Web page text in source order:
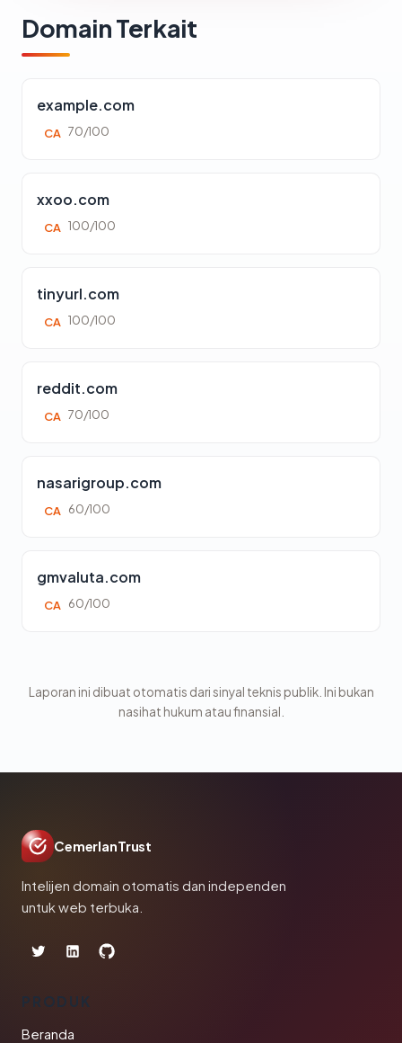
Domain Terkait
example.com
CA 70/100
xxoo.com
CA 100/100
tinyurl.com
CA 100/100
reddit.com
CA 70/100
nasarigroup.com
CA 60/100
gmvaluta.com
CA 60/100
Laporan ini dibuat otomatis dari sinyal teknis publik. Ini bukan
nasihat hukum atau finansial.
CemerlanTrust
Intelijen domain otomatis dan independen
untuk web terbuka.
PRODUK
Beranda